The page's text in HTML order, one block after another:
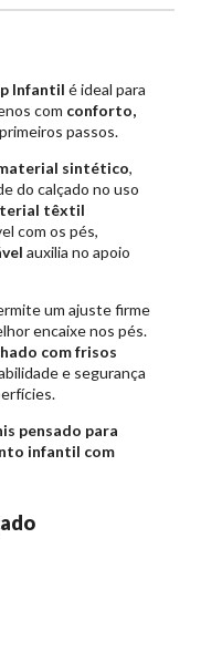
Infantil é ideal para
com conforto,
passos.
sintético,
do calçado no uso
têxtil
com os pés,
auxilia no apoio
um ajuste firme
encaixe nos pés.
com frisos
e segurança
pensado para
infantil com